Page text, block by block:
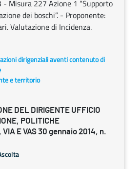
Misura 227 Azione 1 “Supporto
dei boschi”. - Proponente:
Valutazione di Incidenza.
dirigenziali aventi contenuto di
e territorio
DEL DIRIGENTE UFFICIO
POLITICHE
VIA E VAS 30 gennaio 2014, n.